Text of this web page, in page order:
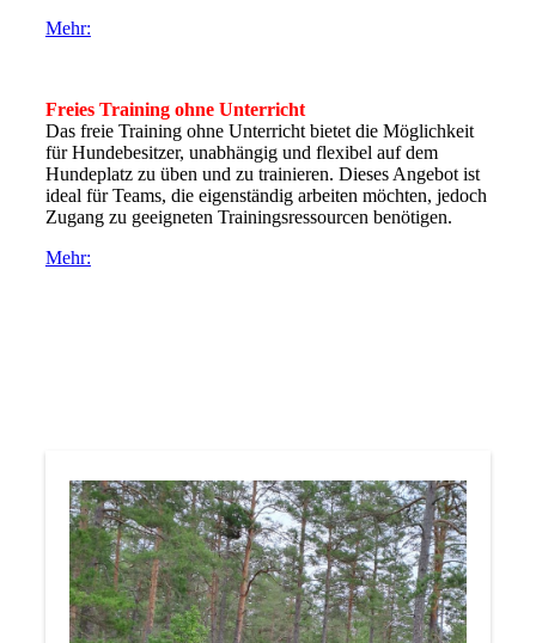
Mehr:
Freies Training ohne Unterricht
Das freie Training ohne Unterricht bietet die Möglichkeit
für Hundebesitzer, unabhängig und flexibel auf dem
Hundeplatz zu üben und zu trainieren. Dieses Angebot ist
ideal für Teams, die eigenständig arbeiten möchten, jedoch
Zugang zu geeigneten Trainingsressourcen benötigen.
Mehr: